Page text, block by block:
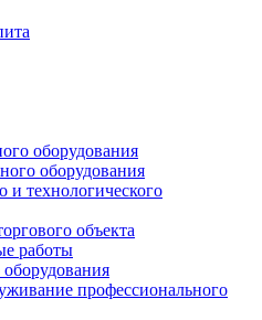
оборудования
оборудования
и технологического
объекта
работы
профессионального